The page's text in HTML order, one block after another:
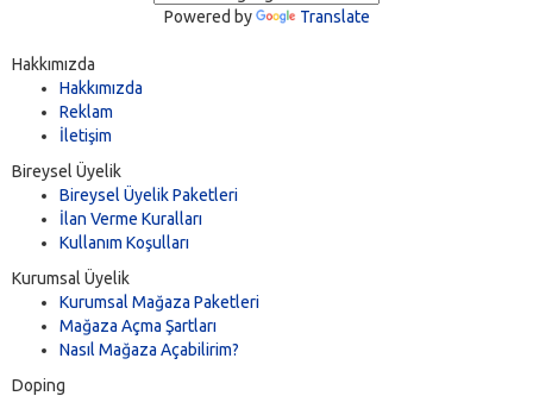
Powered by Translate
Hakkımızda
Hakkımızda
Reklam
İletişim
Bireysel Üyelik
Bireysel Üyelik Paketleri
İlan Verme Kuralları
Kullanım Koşulları
Kurumsal Üyelik
Kurumsal Mağaza Paketleri
Mağaza Açma Şartları
Nasıl Mağaza Açabilirim?
Doping